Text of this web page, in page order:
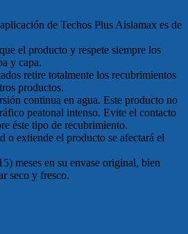
de Techos Plus Aislamax es de
el producto y respete siempre los
y capa.
retire totalmente los recubrimientos
productos.
continua en agua. Este producto no
peatonal intenso. Evite el contacto
éste tipo de recubrimiento.
o extiende el producto se afectará el
meses en su envase original, bien
seco y fresco.